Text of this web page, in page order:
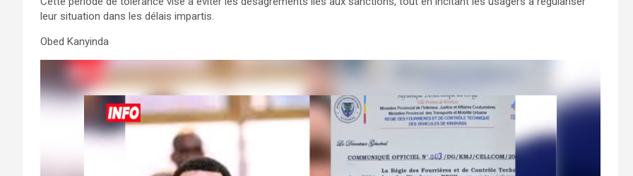
leur situation dans les délais impartis.
Obed Kanyinda